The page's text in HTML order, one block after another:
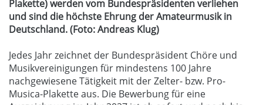
Plakette) werden vom Bundespräsidenten verliehen
und sind die höchste Ehrung der Amateurmusik in
Deutschland. (Foto: Andreas Klug)
Jedes Jahr zeichnet der Bundespräsident Chöre und
Musikvereinigungen für mindestens 100 Jahre
nachgewiesene Tätigkeit mit der Zelter- bzw. Pro-
Musica-Plakette aus. Die Bewerbung für eine